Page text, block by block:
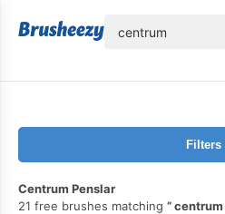
Filters
Centrum Penslar
21 free brushes matching
centrum